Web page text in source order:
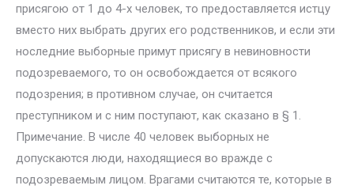
присягою от 1 до 4-х человек, то предоставляется истцу
вместо них выбрать других его родственников, и если эти
носледние выборные примут присягу в невиновности
подозреваемого, то он освобождается от всякого
подозрения; в противном случае, он считается
преступником и с ним поступают, как сказано в § 1.
Примечание. В числе 40 человек выборных не
допускаются люди, находящиеся во вражде с
подозреваемым лицом. Врагами считаются те, которые в